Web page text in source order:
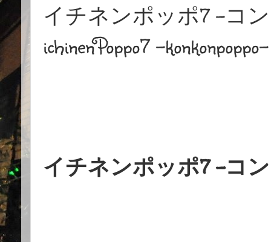
イチネンポッポ7 -コ
ichinenPoppo7 -konkonpoppo-
イチネンポッポ7 -コ